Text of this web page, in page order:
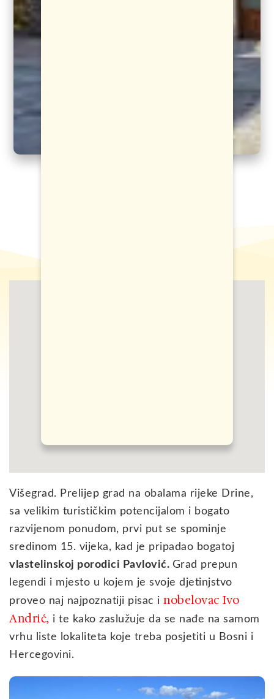
Višegrad. Prelijep grad na obalama rijeke Drine,
sa velikim turističkim potencijalom i bogato
razvijenom ponudom, prvi put se spominje
sredinom 15. vijeka, kad je pripadao bogatoj
vlastelinskoj porodici Pavlović. Grad prepun
legendi i mjesto u kojem je svoje djetinjstvo
proveo naj najpoznatiji pisac i nobelovac Ivo
Andrić, i te kako zaslužuje da se nađe na samom
vrhu liste lokaliteta koje treba posjetiti u Bosni i
Hercegovini.